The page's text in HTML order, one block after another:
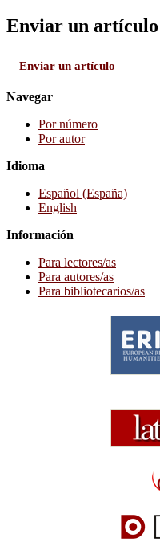
Enviar un artículo
Enviar un artículo
Navegar
Por número
Por autor
Idioma
Español (España)
English
Información
Para lectores/as
Para autores/as
Para bibliotecarios/as